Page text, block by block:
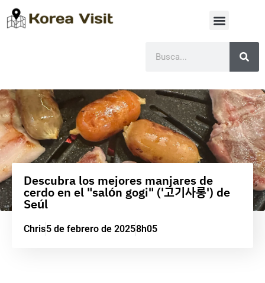
Descubra los mejores manjares de
cerdo en el "salón gogi" ('고기사롱') de
Seúl
Chris5 de febrero de 20258h05